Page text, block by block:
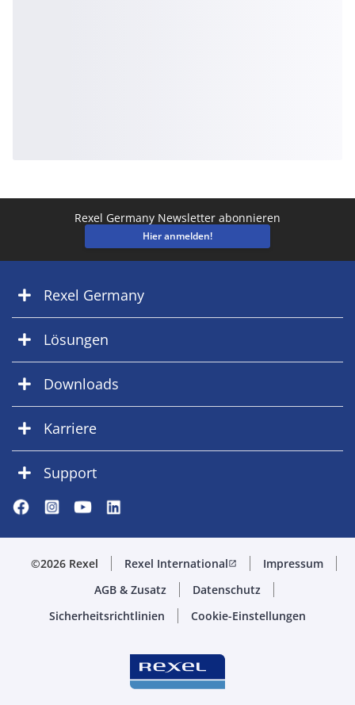
Rexel Germany Newsletter abonnieren
Hier anmelden!
Rexel Germany
Lösungen
Downloads
Karriere
Support
©2026 Rexel Rexel Internationalopen_in_new
Impressum
AGB & Zusatz
Datenschutz
Sicherheitsrichtlinien
Cookie-Einstellungen